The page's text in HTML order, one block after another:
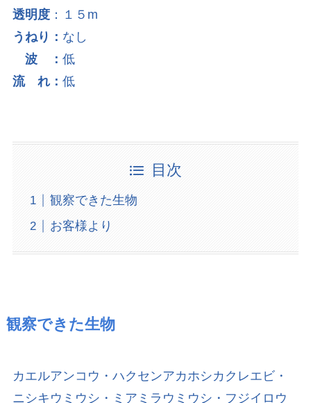
透明度：１５m
うねり： なし
波 ： 低
流 れ： 低
目次
観察できた生物
お客様より
観察できた生物
カエルアンコウ・ハクセンアカホシカクレエビ・
ニシキウミウシ・ミアミラウミウシ・フジイロウ